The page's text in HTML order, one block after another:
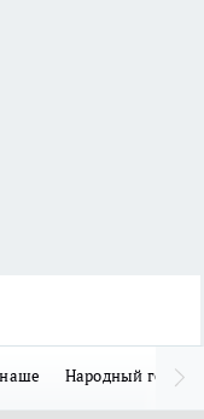
Народный герой